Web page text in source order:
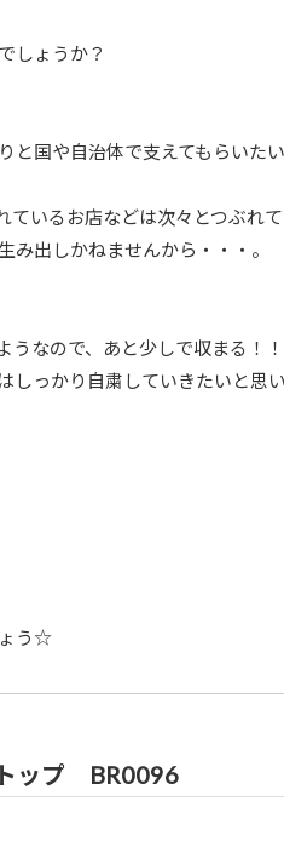
しょうか？
国や自治体で支えてもらいたい
いるお店などは次々とつぶれて
み出しかねませんから・・・。
うなので、あと少しで収まる！！
はしっかり自粛していきたいと思い
ょう☆
ップ BR0096